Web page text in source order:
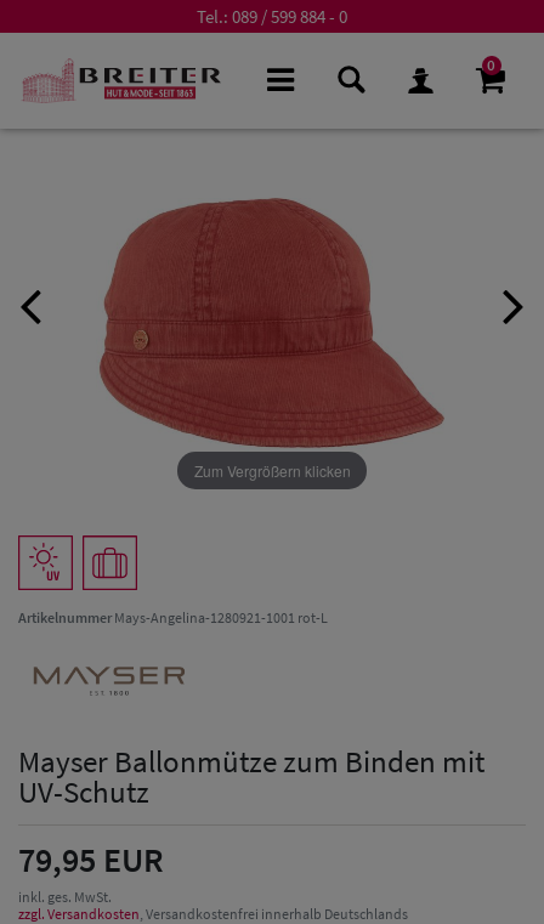
Tel.: 089 / 599 884 - 0
0
Zum Vergrößern klicken
ArtikelnummerMays-Angelina-1280921-1001 rot-L
Mayser Ballonmütze zum Binden mit
UV-Schutz
79,95 EUR
inkl. ges. MwSt.
zzgl. Versandkosten , Versandkostenfrei innerhalb Deutschlands